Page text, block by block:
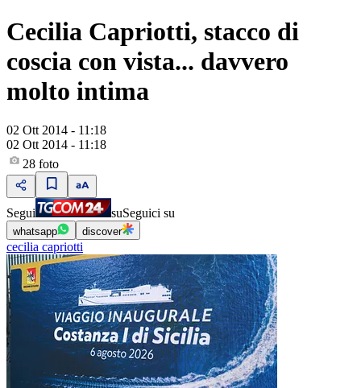
Cecilia Capriotti, stacco di
coscia con vista... davvero
molto intima
02 Ott 2014 - 11:18
02 Ott 2014 - 11:18
28 foto
Segui suSeguici su
whatsapp discover
cecilia capriotti